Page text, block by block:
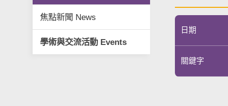
焦點新聞 News
學術與交流活動 Events
日期
關鍵字